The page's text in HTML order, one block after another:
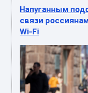
Напуганным
связи
Wi-Fi